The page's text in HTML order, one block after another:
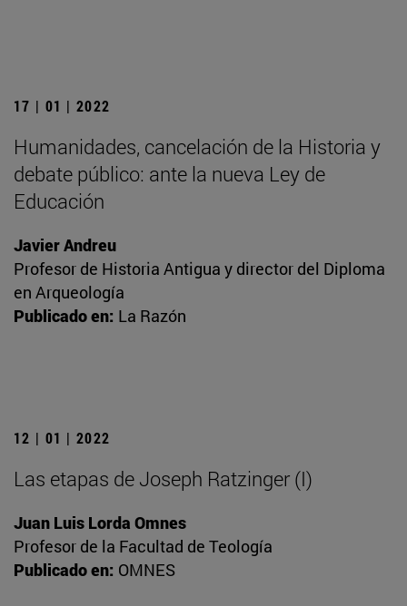
17 | 01 | 2022
Humanidades, cancelación de la Historia y
debate público: ante la nueva Ley de
Educación
Javier Andreu
Profesor de Historia Antigua y director del Diploma
en Arqueología
Publicado en: La Razón
12 | 01 | 2022
Las etapas de Joseph Ratzinger (I)
Juan Luis Lorda Omnes
Profesor de la Facultad de Teología
Publicado en: OMNES